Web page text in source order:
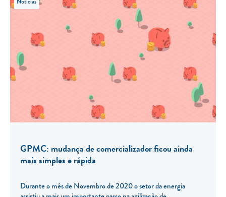
GPMC: mudança de comercializador ficou ainda
mais simples e rápida
Durante o mês de Novembro de 2020 o setor da energia